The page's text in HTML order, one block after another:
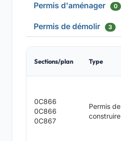
Permis d'aménager 0
Permis de démolir 3
Sections/plan Type
0C866
0C866
0C867
Permis de
construire